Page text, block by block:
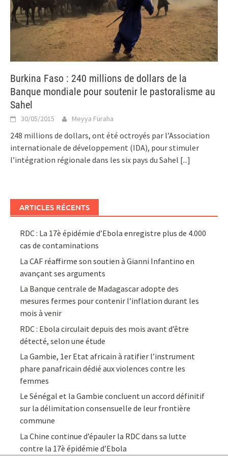
Burkina Faso : 240 millions de dollars de la
Banque mondiale pour soutenir le pastoralisme au
Sahel
30/05/2015 Meyya Furaha
248 millions de dollars, ont été octroyés par l’Association
internationale de développement (IDA), pour stimuler
l’intégration régionale dans les six pays du Sahel [...]
ARTICLES RÉCENTS
RDC : La 17è épidémie d’Ebola enregistre plus de 4.000
cas de contaminations
La CAF réaffirme son soutien à Gianni Infantino en
avançant ses arguments
La Banque centrale de Madagascar adopte des
mesures fermes pour contenir l’inflation durant les
mois à venir
RDC : Ebola circulait depuis des mois avant d’être
détecté, selon une étude
La Gambie, 1er Etat africain à ratifier l’instrument
phare panafricain dédié aux violences contre les
femmes
Le Sénégal et la Gambie concluent un accord définitif
sur la délimitation consensuelle de leur frontière
commune
La Chine continue d’épauler la RDC dans sa lutte
contre la 17è épidémie d’Ebola